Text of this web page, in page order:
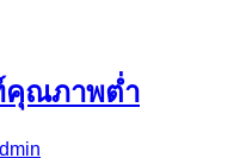
คุณภาพต่ำ